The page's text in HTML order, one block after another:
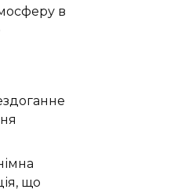
в
для
прикраси
що